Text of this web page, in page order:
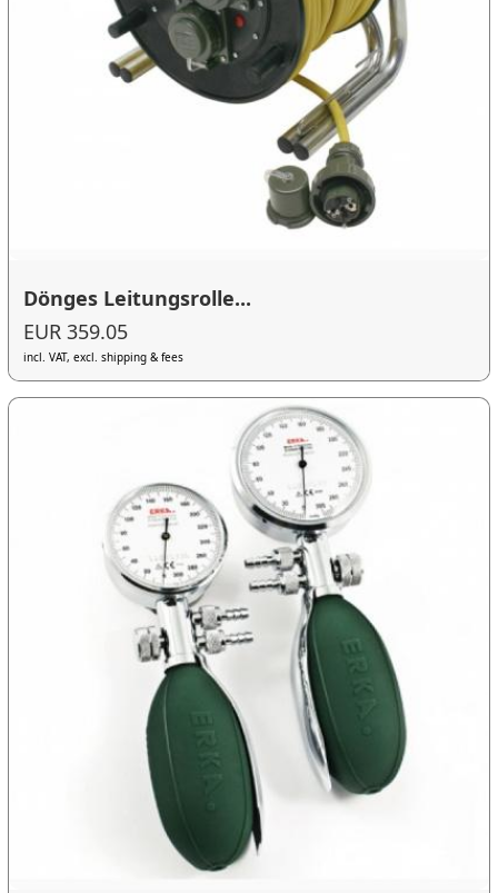
Dönges Leitungsrolle...
EUR 359.05
incl. VAT, excl. shipping & fees